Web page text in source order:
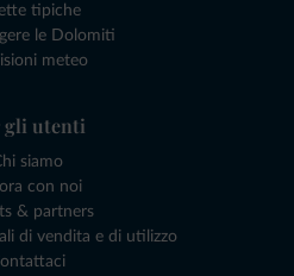
tipiche
le Dolomiti
meteo
gli utenti
siamo
con noi
& partners
di vendita e di utilizzo